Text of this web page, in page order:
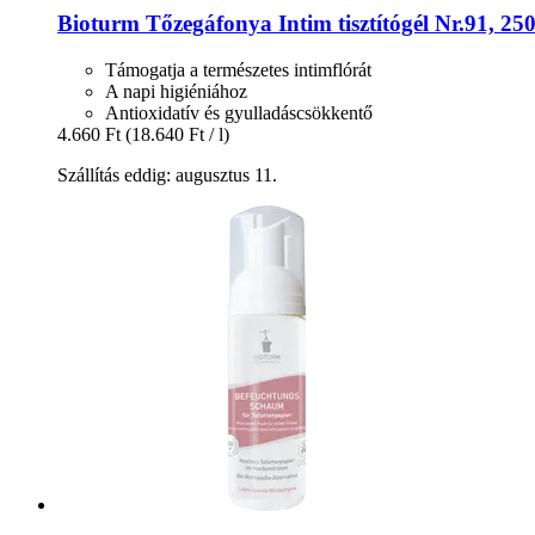
Bioturm Tőzegáfonya Intim tisztítógél Nr.91,
Támogatja a természetes intimflórát
A napi higiéniához
Antioxidatív és gyulladáscsökkentő
4.660 Ft (18.640 Ft / l)
Szállítás eddig: augusztus 11.